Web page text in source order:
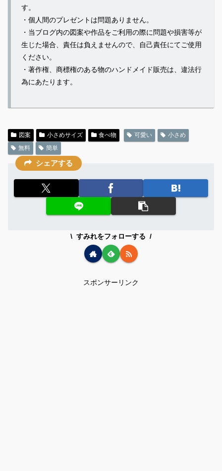
す。
・個人間のプレゼントは問題ありません。
・当ブログ内の図案や作品をご利用の際に問題や損害等が
生じた場合、責任は負えませんので、自己責任にてご使用
ください。
・著作権、商標権のある物のハンドメイド販売は、違法行
為にあたります。
図案 小さめサイズ 食べ物 可愛い
小さめ
無料
簡単
シェアする
すみれをフォローする
スポンサーリンク